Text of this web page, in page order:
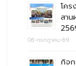
โคร
สา
06-กรกฎาคม-69
กิจ